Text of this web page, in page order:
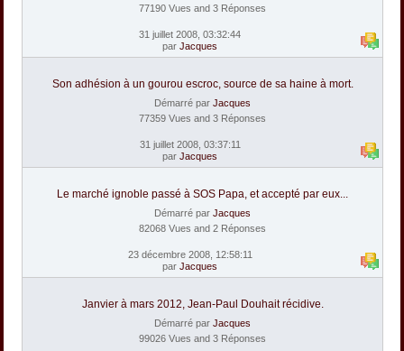
77190 Vues and 3 Réponses
31 juillet 2008, 03:32:44
par Jacques
Son adhésion à un gourou escroc, source de sa haine à mort.
Démarré par Jacques
77359 Vues and 3 Réponses
31 juillet 2008, 03:37:11
par Jacques
Le marché ignoble passé à SOS Papa, et accepté par eux...
Démarré par Jacques
82068 Vues and 2 Réponses
23 décembre 2008, 12:58:11
par Jacques
Janvier à mars 2012, Jean-Paul Douhait récidive.
Démarré par Jacques
99026 Vues and 3 Réponses